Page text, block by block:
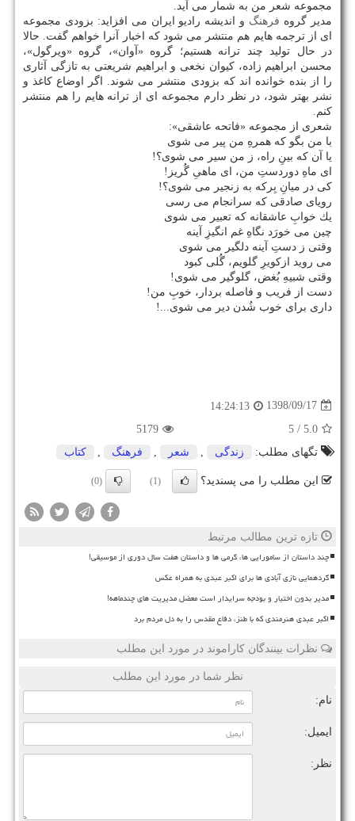
مجموعه شعر من به شمار می آید.
مدیر گروه فرهنگ و اندیشه رادیو ایران می افزاید: بزودی مجموعه
ای از ترجمه هایم هم منتشر می شود كه اخبار آنرا خواهم گفت. حالا
در حال تولید چند ترانه هستیم؛ گروه «آوان»، گروه «ویرگول»،
محسن ابراهیم زاده، كیوان نخعی و ابراهیم شریعتی به تازگی آثاری
را از بنده خوانده اند كه بزودی منتشر می شوند. اگر اوضاع كاغذ و
نشر بهتر شود، در نظر دارم مجموعه ای از ترانه هایم را هم منتشر
كنم.
شعری از مجموعه «فاتحه عاشقی»:
با من بگو كه همرهِ من پیر می شوی
یا آن كه بینِ راه، ز من سیر می شوی؟!
ای ماهِ دوردستِ من، ای ماهیِ گُریز!
كی در میانِ بِركه به زنجیر می شوی؟!
رویای صادقی كه سرانجام می رسی
یك خوابِ عاشقانه كه تعبیر می شوی
چین می خورَد نگاهِ غم انگیزِ آینه
وقتی ز دستِ آینه دلگیر می شوی
می روید ازكویرِ گلویم، گُلی كبود
وقتی شبیهِ بُغض، گلوگیر می شوی!
دست از فریب و فاصله بردار، خوبِ من!
داری برای خوب شُدن دیر می شوی...!
1398/09/17
14:24:13
5.0
/ 5
5179
تگهای مطلب:
زندگی شعر فرهنگ كتاب
این مطلب را می پسندید؟ (1)
(0)
تازه ترین مطالب مرتبط
چند داستان از سامورایی ها، گرمی ها و داستان هفت سال دوری از موسیقی!
گردهمایی نازی آبادی ها برای اکبر عبدی به همراه عکس
مدیر بدون اختیار و بودجه سرایدار است معضل مدیریت های چندماهه!
اکبر عبدی هنرمندی که با طنز، دفاع مقدس را به دل مردم برد
نظرات بینندگان کاراموند در مورد این مطلب
نظر شما در مورد این مطلب
نام:
ایمیل:
نظر: